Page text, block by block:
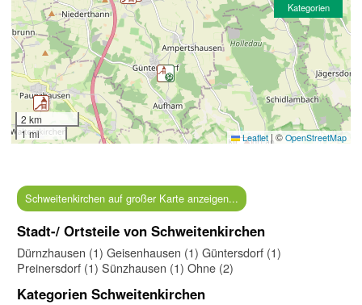
2 km
1 mi
Leaflet | © OpenStreetMap
Kategorien
Schweitenkirchen auf großer Karte anzeigen...
Stadt-/ Ortsteile von Schweitenkirchen
Dürnzhausen (1) Geisenhausen (1) Güntersdorf (1)
Preinersdorf (1) Sünzhausen (1) Ohne (2)
Kategorien Schweitenkirchen